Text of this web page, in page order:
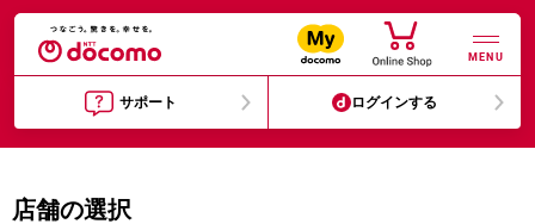
MENU
サポート ログインする
店舗の選択